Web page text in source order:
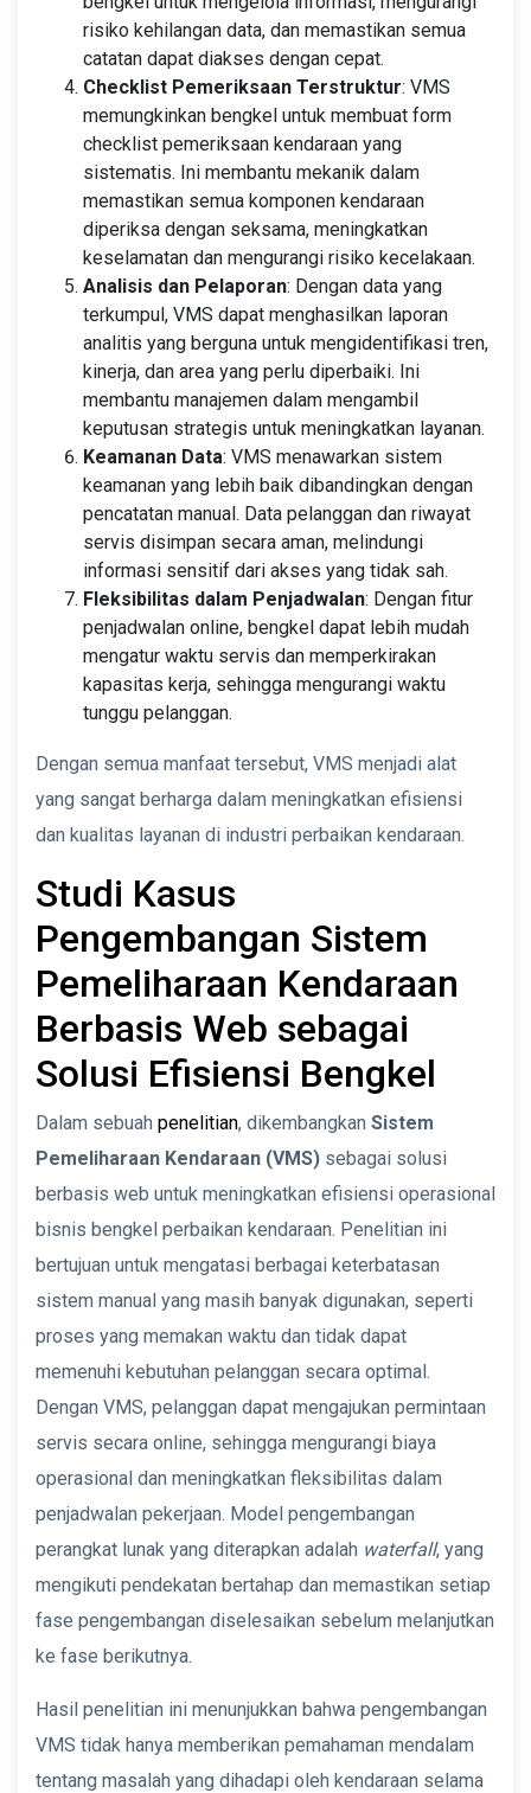
risiko kehilangan data, dan memastikan semua
catatan dapat diakses dengan cepat.
Checklist Pemeriksaan Terstruktur: VMS
memungkinkan bengkel untuk membuat form
checklist pemeriksaan kendaraan yang
sistematis. Ini membantu mekanik dalam
memastikan semua komponen kendaraan
diperiksa dengan seksama, meningkatkan
keselamatan dan mengurangi risiko kecelakaan.
Analisis dan Pelaporan: Dengan data yang
terkumpul, VMS dapat menghasilkan laporan
analitis yang berguna untuk mengidentifikasi tren,
kinerja, dan area yang perlu diperbaiki. Ini
membantu manajemen dalam mengambil
keputusan strategis untuk meningkatkan layanan.
Keamanan Data: VMS menawarkan sistem
keamanan yang lebih baik dibandingkan dengan
pencatatan manual. Data pelanggan dan riwayat
servis disimpan secara aman, melindungi
informasi sensitif dari akses yang tidak sah.
Fleksibilitas dalam Penjadwalan: Dengan fitur
penjadwalan online, bengkel dapat lebih mudah
mengatur waktu servis dan memperkirakan
kapasitas kerja, sehingga mengurangi waktu
tunggu pelanggan.
Dengan semua manfaat tersebut, VMS menjadi alat
yang sangat berharga dalam meningkatkan efisiensi
dan kualitas layanan di industri perbaikan kendaraan.
Studi Kasus
Pengembangan Sistem
Pemeliharaan Kendaraan
Berbasis Web sebagai
Solusi Efisiensi Bengkel
Dalam sebuah penelitian, dikembangkan Sistem
Pemeliharaan Kendaraan (VMS) sebagai solusi
berbasis web untuk meningkatkan efisiensi operasional
bisnis bengkel perbaikan kendaraan. Penelitian ini
bertujuan untuk mengatasi berbagai keterbatasan
sistem manual yang masih banyak digunakan, seperti
proses yang memakan waktu dan tidak dapat
memenuhi kebutuhan pelanggan secara optimal.
Dengan VMS, pelanggan dapat mengajukan permintaan
servis secara online, sehingga mengurangi biaya
operasional dan meningkatkan fleksibilitas dalam
penjadwalan pekerjaan. Model pengembangan
perangkat lunak yang diterapkan adalah waterfall, yang
mengikuti pendekatan bertahap dan memastikan setiap
fase pengembangan diselesaikan sebelum melanjutkan
ke fase berikutnya.
Hasil penelitian ini menunjukkan bahwa pengembangan
VMS tidak hanya memberikan pemahaman mendalam
tentang masalah yang dihadapi oleh kendaraan selama